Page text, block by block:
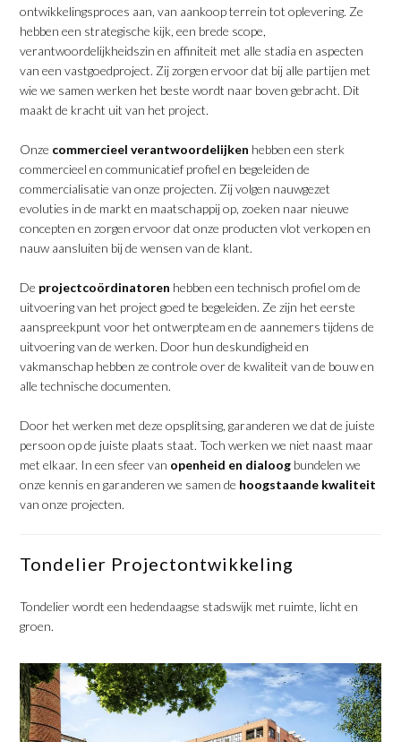
ontwikkelingsproces aan, van aankoop terrein tot oplevering. Ze
hebben een strategische kijk, een brede scope,
verantwoordelijkheidszin en affiniteit met alle stadia en aspecten
van een vastgoedproject. Zij zorgen ervoor dat bij alle partijen met
wie we samen werken het beste wordt naar boven gebracht. Dit
maakt de kracht uit van het project.
Onze commercieel verantwoordelijken hebben een sterk
commercieel en communicatief profiel en begeleiden de
commercialisatie van onze projecten. Zij volgen nauwgezet
evoluties in de markt en maatschappij op, zoeken naar nieuwe
concepten en zorgen ervoor dat onze producten vlot verkopen en
nauw aansluiten bij de wensen van de klant.
De projectcoördinatoren hebben een technisch profiel om de
uitvoering van het project goed te begeleiden. Ze zijn het eerste
aanspreekpunt voor het ontwerpteam en de aannemers tijdens de
uitvoering van de werken. Door hun deskundigheid en
vakmanschap hebben ze controle over de kwaliteit van de bouw en
alle technische documenten.
Door het werken met deze opsplitsing, garanderen we dat de juiste
persoon op de juiste plaats staat. Toch werken we niet naast maar
met elkaar. In een sfeer van openheid en dialoog bundelen we
onze kennis en garanderen we samen de hoogstaande kwaliteit
van onze projecten.
Tondelier Projectontwikkeling
Tondelier wordt een hedendaagse stadswijk met ruimte, licht en
groen.